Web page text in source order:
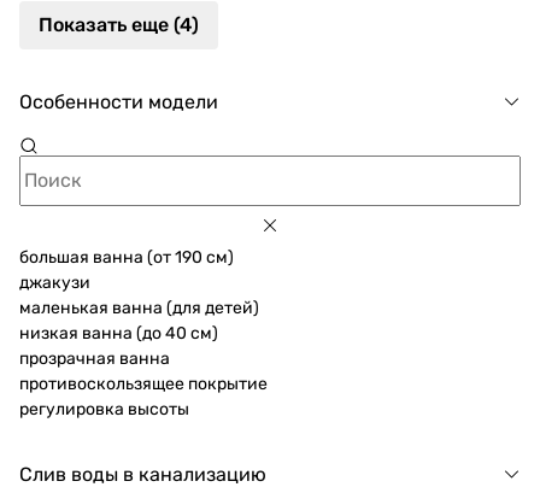
Показать еще (4)
Особенности модели
большая ванна (от 190 см)
джакузи
маленькая ванна (для детей)
низкая ванна (до 40 см)
прозрачная ванна
противоскользящее покрытие
регулировка высоты
Слив воды в канализацию